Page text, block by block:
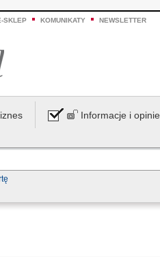
SKLEP KOMUNIKATY NEWSLETTER
Informacje i opinie